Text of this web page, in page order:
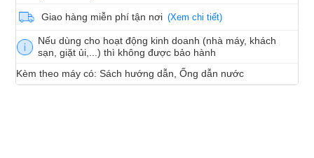
Giao hàng miễn phí tận nơi (Xem chi tiết)
Nếu dùng cho hoạt động kinh doanh (nhà máy, khách
sạn, giặt ủi,...) thì không được bảo hành
Kèm theo máy có: Sách hướng dẫn, Ống dẫn nước